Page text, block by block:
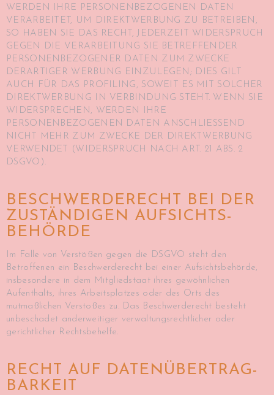
WERDEN IHRE PERSONENBEZOGENEN DATEN
VERARBEITET, UM DIREKTWERBUNG ZU BETREIBEN,
SO HABEN SIE DAS RECHT, JEDERZEIT WIDERSPRUCH
GEGEN DIE VERARBEITUNG SIE BETREFFENDER
PERSONENBEZOGENER DATEN ZUM ZWECKE
DERARTIGER WERBUNG EINZULEGEN; DIES GILT
AUCH FÜR DAS PROFILING, SOWEIT ES MIT SOLCHER
DIREKTWERBUNG IN VERBINDUNG STEHT. WENN SIE
WIDERSPRECHEN, WERDEN IHRE
PERSONENBEZOGENEN DATEN ANSCHLIESSEND
NICHT MEHR ZUM ZWECKE DER DIREKTWERBUNG
VERWENDET (WIDERSPRUCH NACH ART. 21 ABS. 2
DSGVO).
BESCHWERDE­RECHT BEI DER
ZUSTÄNDIGEN AUFSICHTS­
BEHÖRDE
Im Falle von Verstößen gegen die DSGVO steht den
Betroffenen ein Beschwerderecht bei einer Aufsichtsbehörde,
insbesondere in dem Mitgliedstaat ihres gewöhnlichen
Aufenthalts, ihres Arbeitsplatzes oder des Orts des
mutmaßlichen Verstoßes zu. Das Beschwerderecht besteht
unbeschadet anderweitiger verwaltungsrechtlicher oder
gerichtlicher Rechtsbehelfe.
RECHT AUF DATEN­ÜBERTRAG­
BARKEIT